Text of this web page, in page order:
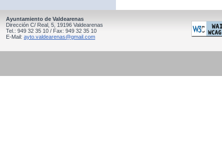
Ayuntamiento de Valdearenas
Dirección C/ Real, 5, 19196 Valdearenas
Tel.: 949 32 35 10 / Fax: 949 32 35 10
E-Mail: ayto.valdearenas@gmail.com